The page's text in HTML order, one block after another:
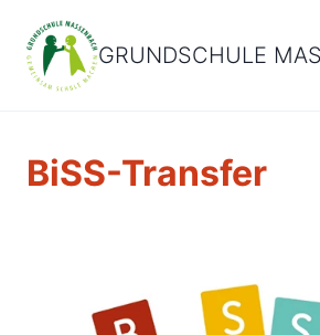
Inhalt
springen
GRUNDSCHULE
BiSS-Transfer